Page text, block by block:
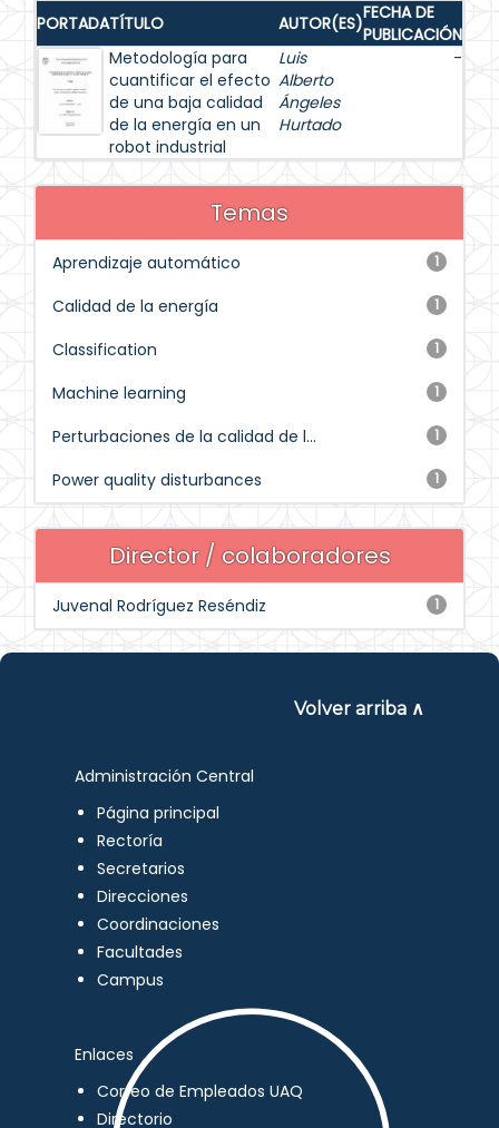
PORTADATÍTULO AUTOR(ES)FECHA DE
PUBLICACIÓN
Metodología para
cuantificar el efecto
de una baja calidad
de la energía en un
robot industrial
Luis
Alberto
Ángeles
Hurtado
-
Temas
1
Aprendizaje automático
1
Calidad de la energía
1
Classification
1
Machine learning
1
Perturbaciones de la calidad de l...
1
Power quality disturbances
Director / colaboradores
1
Juvenal Rodríguez Reséndiz
Volver arriba ∧
Administración Central
Página principal
Rectoría
Secretarios
Direcciones
Coordinaciones
Facultades
Campus
Enlaces
Correo de Empleados UAQ
Directorio